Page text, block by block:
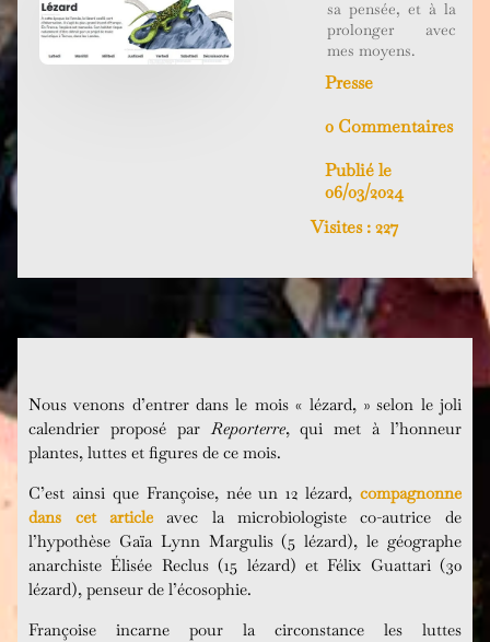
sa pensée, et à la
prolonger avec
mes moyens.
Presse
0 Commentaires
Publié le
06/03/2024
Visites : 227
Nous venons d’entrer dans le mois « lézard, » selon le joli
calendrier proposé parReporterre, qui met à l’honneur
plantes, luttes et figures de ce mois.
C’est ainsi que Françoise, née un 12 lézard, compagnonne
dans cet articleavec la microbiologiste co-autrice de
l’hypothèse Gaïa Lynn Margulis (5 lézard), le géographe
anarchiste Élisée Reclus (15 lézard) et Félix Guattari (30
lézard), penseur de l’écosophie.
Françoise incarne pour la circonstance les luttes